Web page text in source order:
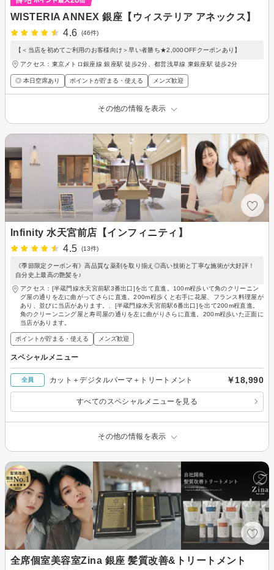
WISTERIA ANNEX 銀座【ウィステリア アネックス】
4.6
(46件)
【＜当店を初めてご利用のお客様向け＞早い者勝ち★2,000OFFクーポンあり】
アクセス：東京メトロ銀座線 銀座駅 徒歩2分、都営浅草線 東銀座駅 徒歩2分
◎ 本日空席あり ポイントが貯まる・使える メンズ歓迎
その他の情報を表示
Infinity 水天宮前店【インフィニティ】
4.5
(13件)
《季節限定クーポン有》高品質な薬剤を取り揃え◎高い技術と丁寧な施術が大好評！
自分史上最高の艶髪を♪
アクセス：[半蔵門線水天宮前駅3番出口]を出て直進。100m程歩いて角のクリーニン
グ屋の通りを左に曲がってさらに直進。200m程歩くと右手に花屋、フランス料理屋が
あり、並びに当店があります。、[半蔵門線水天宮前駅6番出口]を出て200m程直進。
角のクリーンニング屋と寿司屋の通りを左に曲がりさらに直進。200m程歩いた正面に
当店があります。
ポイントが貯まる・使える メンズ歓迎
スペシャルメニュー
全員 カット＋デジタルパーマ＋トリートメント ￥18,990
すべてのスペシャルメニューを見る
その他の情報を表示
全席個室美容室Zina 銀座 髪質改善&トリートメント